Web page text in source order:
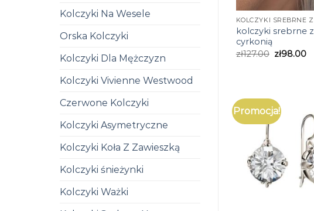
Kolczyki Na Wesele
Orska Kolczyki
Kolczyki Dla Mężczyzn
Kolczyki Vivienne Westwood
Czerwone Kolczyki
Kolczyki Asymetryczne
Kolczyki Koła Z Zawieszką
Kolczyki śnieżynki
Kolczyki Ważki
kolczyki srebrne z
cyrkonią
zł127.00 zł98.00
Promocja!